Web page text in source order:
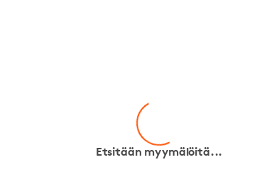
Etsitään myymälöitä...